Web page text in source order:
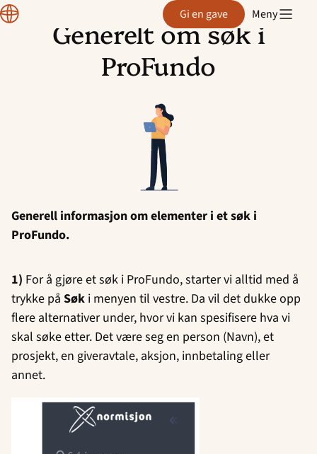
CRM
manual Gi en gave Meny
Generelt om søk i
ProFundo
Generell informasjon om elementer i et søk i
ProFundo.
1) For å gjøre et søk i ProFundo, starter vi alltid med å
trykke på Søk i menyen til vestre. Da vil det dukke opp
flere alternativer under, hvor vi kan spesifisere hva vi
skal søke etter. Det være seg en person (Navn), et
prosjekt, en giveravtale, aksjon, innbetaling eller
annet.